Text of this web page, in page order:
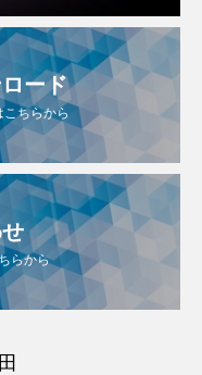
ード
ちらから
らから